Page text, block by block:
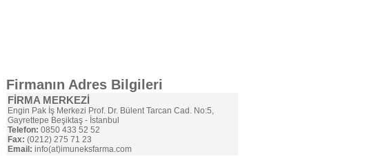
Firmanın Adres Bilgileri
FİRMA MERKEZİ
Engin Pak İş Merkezi Prof. Dr. Bülent Tarcan Cad. No:5,
Gayrettepe Beşiktaş - İstanbul
Telefon: 0850 433 52 52
Fax: (0212) 275 71 23
Email: info(at)imuneksfarma.com